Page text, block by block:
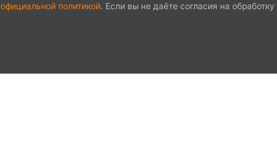
официальной политикой. Если вы не даёте согласия на